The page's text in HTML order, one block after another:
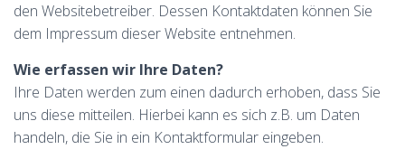
den Websitebetreiber. Dessen Kontaktdaten können Sie
dem Impressum dieser Website entnehmen.
Wie erfassen wir Ihre Daten?
Ihre Daten werden zum einen dadurch erhoben, dass Sie
uns diese mitteilen. Hierbei kann es sich z.B. um Daten
handeln, die Sie in ein Kontaktformular eingeben.